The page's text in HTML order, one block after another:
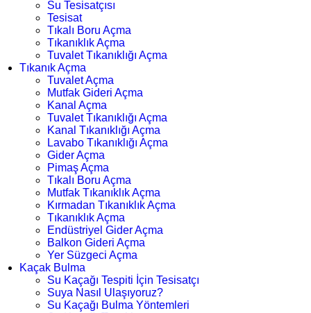
Su Tesisatçısı
Tesisat
Tıkalı Boru Açma
Tıkanıklık Açma
Tuvalet Tıkanıklığı Açma
Tıkanık Açma
Tuvalet Açma
Mutfak Gideri Açma
Kanal Açma
Tuvalet Tıkanıklığı Açma
Kanal Tıkanıklığı Açma
Lavabo Tıkanıklığı Açma
Gider Açma
Pimaş Açma
Tıkalı Boru Açma
Mutfak Tıkanıklık Açma
Kırmadan Tıkanıklık Açma
Tıkanıklık Açma
Endüstriyel Gider Açma
Balkon Gideri Açma
Yer Süzgeci Açma
Kaçak Bulma
Su Kaçağı Tespiti İçin Tesisatçı
Suya Nasıl Ulaşıyoruz?
Su Kaçağı Bulma Yöntemleri